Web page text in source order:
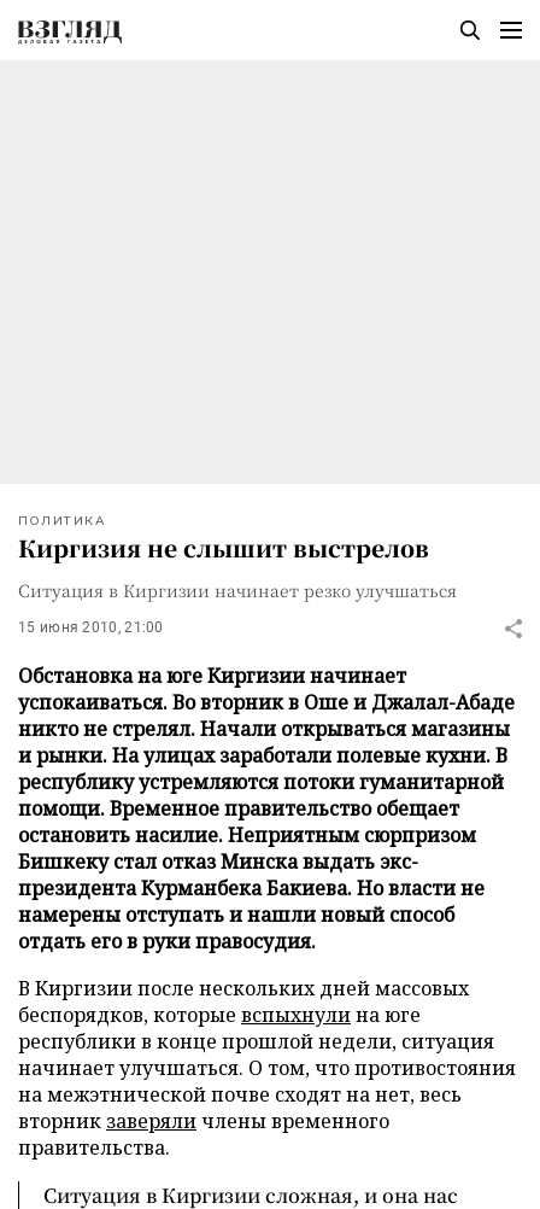
ПОЛИТИКА
Киргизия не слышит выстрелов
Ситуация в Киргизии начинает резко улучшаться
15 июня 2010, 21:00
Обстановка на юге Киргизии начинает
успокаиваться. Во вторник в Оше и Джалал-Абаде
никто не стрелял. Начали открываться магазины
и рынки. На улицах заработали полевые кухни. В
республику устремляются потоки гуманитарной
помощи. Временное правительство обещает
остановить насилие. Неприятным сюрпризом
Бишкеку стал отказ Минска выдать экс-
президента Курманбека Бакиева. Но власти не
намерены отступать и нашли новый способ
отдать его в руки правосудия.
В Киргизии после нескольких дней массовых
беспорядков, которые вспыхнулина юге
республики в конце прошлой недели, ситуация
начинает улучшаться. О том, что противостояния
на межэтнической почве сходят на нет, весь
вторник заверяличлены временного
правительства.
Ситуация в Киргизии сложная, и она нас